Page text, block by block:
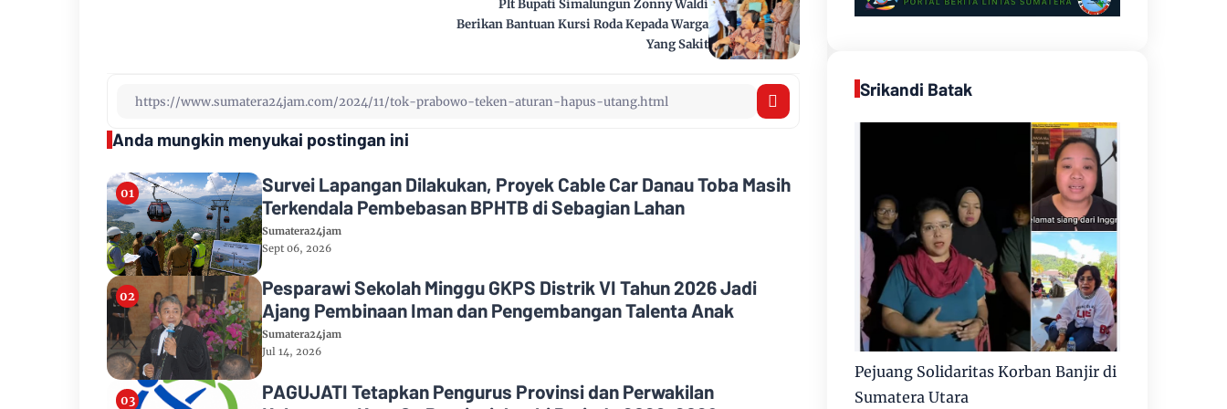
Plt Bupati Simalungun Zonny Waldi
Berikan Bantuan Kursi Roda Kepada Warga
Yang Sakit
Anda mungkin menyukai postingan ini
Survei Lapangan Dilakukan, Proyek Cable Car Danau Toba Masih
Terkendala Pembebasan BPHTB di Sebagian Lahan
Sumatera24jam
Sept 06, 2026
Pesparawi Sekolah Minggu GKPS Distrik VI Tahun 2026 Jadi
Ajang Pembinaan Iman dan Pengembangan Talenta Anak
Sumatera24jam
Jul 14, 2026
PAGUJATI Tetapkan Pengurus Provinsi dan Perwakilan
Srikandi Batak
Pejuang Solidaritas Korban Banjir di
Sumatera Utara